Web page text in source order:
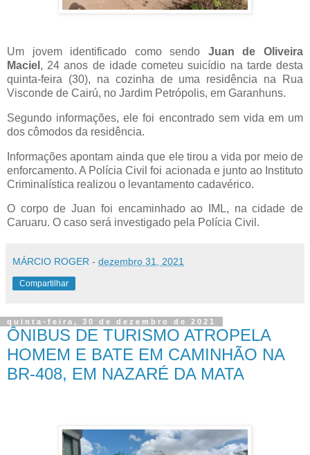
Um jovem identificado como sendo Juan de Oliveira
Maciel , 24 anos de idade cometeu suicídio na tarde desta
quinta-feira (30), na cozinha de uma residência na Rua
Visconde de Cairú, no Jardim Petrópolis, em Garanhuns.
Segundo informações, ele foi encontrado sem vida em um
dos cômodos da residência.
Informações apontam ainda que ele tirou a vida por meio de
enforcamento. A Polícia Civil foi acionada e junto ao Instituto
Criminalística realizou o levantamento cadavérico.
O corpo de Juan foi encaminhado ao IML, na cidade de
Caruaru. O caso será investigado pela Polícia Civil.
MÁRCIO ROGER - dezembro 31, 2021
Compartilhar
quinta-feira, 30 de dezembro de 2021
ÔNIBUS DE TURISMO ATROPELA
HOMEM E BATE EM CAMINHÃO NA
BR-408, EM NAZARÉ DA MATA